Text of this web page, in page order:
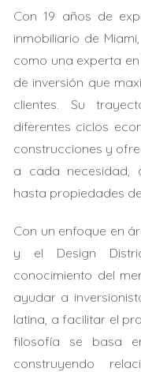
muchas veces es un
importantes.
condiciones
estos cursos.
Estudio de Caso
María siempre soñó
sobre los diferentes
Gracias a esta
que le permitió
Con esto, compró su
Estudio de Caso
propiedades
Con 19 años de
inmobiliario de
como una experta
de inversión que
clientes. Su
diferentes ciclos
construcciones y
a cada necesidad,
hasta propiedades
Con un enfoque en
y el Design
conocimiento del
ayudar a
latina, a facilitar el
filosofía se basa
construyendo